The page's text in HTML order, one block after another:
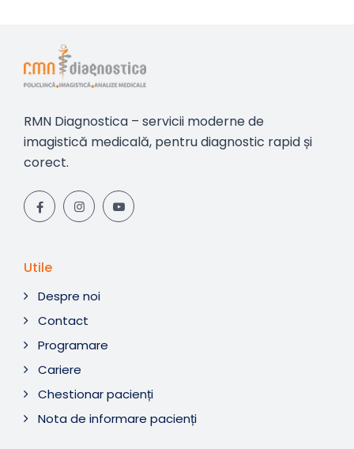
RMN Diagnostica – servicii moderne de
imagistică medicală, pentru diagnostic rapid și
corect.
Utile
Despre noi
Contact
Programare
Cariere
Chestionar pacienți
Nota de informare pacienți